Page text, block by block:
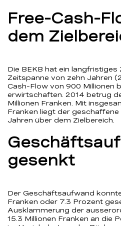
Free-Cash-
dem
Die BEKB hat ein langfristiges
Zeitspanne von zehn Jahren
Cash-Flow von 900 Millionen
erwirtschaften. 2014 betrug
Millionen Franken. Mit
Franken liegt der
Jahren über dem Zielbereich.
gesenkt
Der Geschäftsaufwand
Franken oder 7.3 Prozent
Ausklammerung der
15.3 Millionen Franken an die